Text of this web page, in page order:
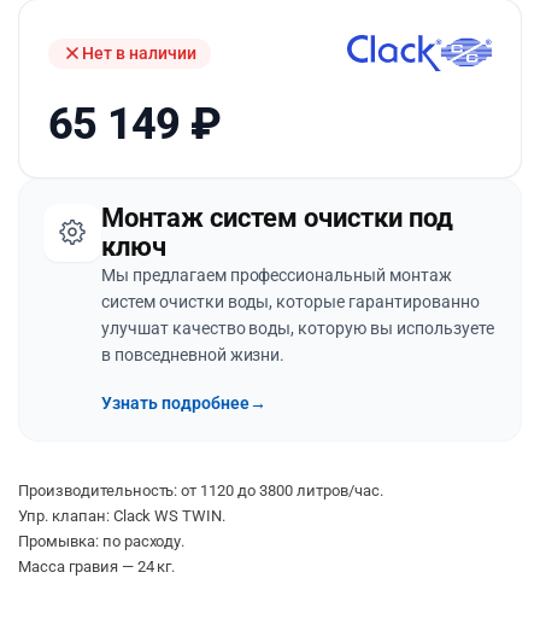
Нет в наличии
65 149 ₽
Монтаж систем очистки под
ключ
Мы предлагаем профессиональный монтаж
систем очистки воды, которые гарантированно
улучшат качество воды, которую вы используете
в повседневной жизни.
Узнать подробнее→
Производительность: от 1120 до 3800 литров/час.
Упр. клапан: Clack WS TWIN.
Промывка: по расходу.
Масса гравия — 24 кг.